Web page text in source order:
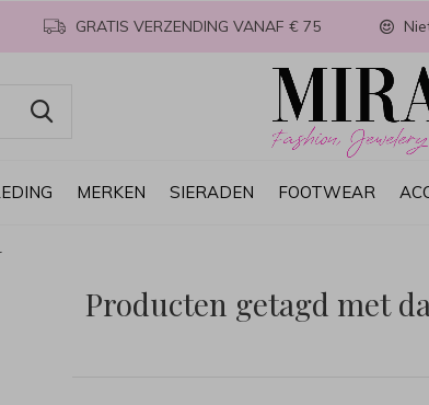
MERKEN SIERADEN FOOTWEAR
GRATIS VERZENDING VANAF € 75
Producten getagd met